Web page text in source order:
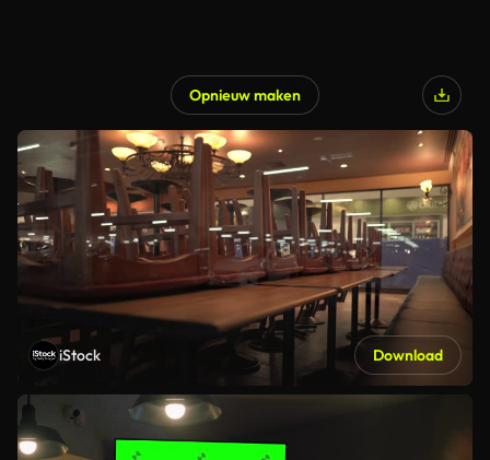
Opnieuw maken
iStock Download